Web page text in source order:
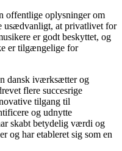
offentlige oplysninger om
usædvanligt, at privatlivet for
er godt beskyttet, og
er tilgængelige for
dansk iværksætter og
flere succesrige
tilgang til
og udnytte
skabt betydelig værdi og
og har etableret sig som en